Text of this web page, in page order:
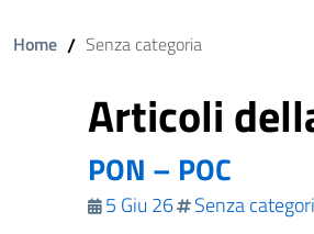
Home / Senza categoria
Articoli
PON – POC
5 Giu 26
Senza